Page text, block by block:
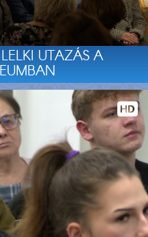
UTAZÁS A